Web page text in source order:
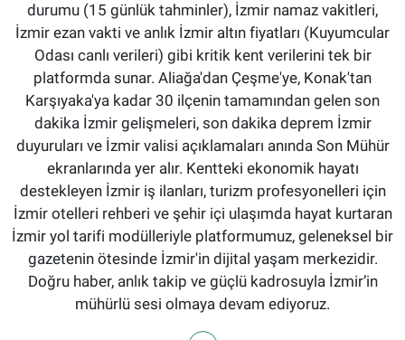
durumu (15 günlük tahminler), İzmir namaz vakitleri,
İzmir ezan vakti ve anlık İzmir altın fiyatları (Kuyumcular
Odası canlı verileri) gibi kritik kent verilerini tek bir
platformda sunar. Aliağa'dan Çeşme'ye, Konak'tan
Karşıyaka'ya kadar 30 ilçenin tamamından gelen son
dakika İzmir gelişmeleri, son dakika deprem İzmir
duyuruları ve İzmir valisi açıklamaları anında Son Mühür
ekranlarında yer alır. Kentteki ekonomik hayatı
destekleyen İzmir iş ilanları, turizm profesyonelleri için
İzmir otelleri rehberi ve şehir içi ulaşımda hayat kurtaran
İzmir yol tarifi modülleriyle platformumuz, geleneksel bir
gazetenin ötesinde İzmir'in dijital yaşam merkezidir.
Doğru haber, anlık takip ve güçlü kadrosuyla İzmir’in
mühürlü sesi olmaya devam ediyoruz.